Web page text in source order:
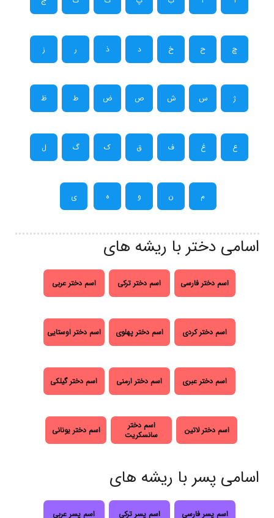
چ ح خ د ذ ر ز
ژ س ش ص ض ط ظ
ع غ ف ق ک گ ل
م ن و ه ی
اسامی دختر با ریشه های
اسم دختر فارسی اسم دختر ترکی اسم دختر عربی
اسم دختر کردی اسم دختر پهلوی اسم دختر اوستایی
اسم دختر عبری اسم دختر ارمنی اسم دختر گیلکی
اسم دختر لاتین
اسم دختر
سانسکریت
اسم دختر یونانی
اسامی پسر با ریشه های
اسم پسر فارسی اسم پسر ترکی اسم پسر عربی